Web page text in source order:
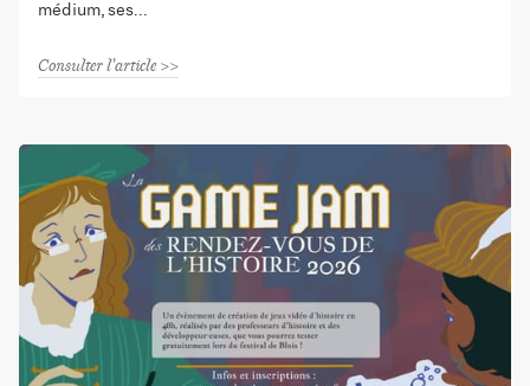
médium, ses
Consulter l'article